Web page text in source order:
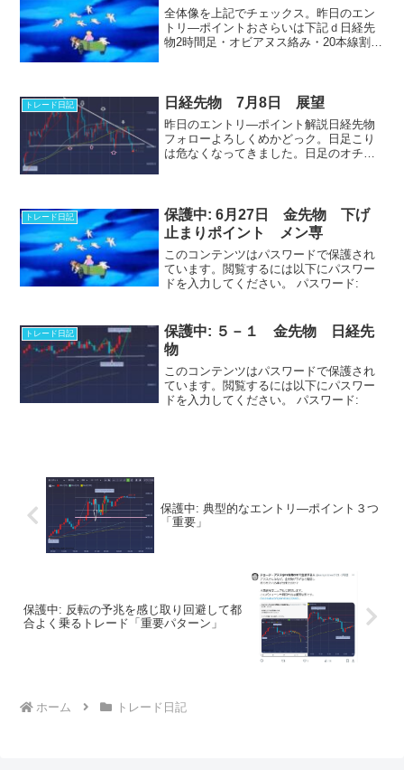
全体像を上記でチェックス。昨日のエン
トリ―ポイントおさらいは下記ｄ日経先
物2時間足・オビアヌス絡み・20本線割
足の反転足を探してみ...
トレード日記 日経先物 7月8日 展望
昨日のエントリ―ポイント解説日経先物
フォローよろしくめかどっク。日足こり
は危なくなってきました。日足のオチは
注意です。4時間足切り下...
トレード日記
保護中: 6月27日 金先物 下げ
止まりポイント メン専
このコンテンツはパスワードで保護され
ています。閲覧するには以下にパスワー
ドを入力してください。 パスワード:
トレード日記
保護中: ５－１ 金先物 日経先
物
このコンテンツはパスワードで保護され
ています。閲覧するには以下にパスワー
ドを入力してください。 パスワード:
保護中: 典型的なエントリ―ポイント３つ
「重要」
保護中: 反転の予兆を感じ取り回避して都
合よく乗るトレード「重要パターン」
ホーム トレード日記